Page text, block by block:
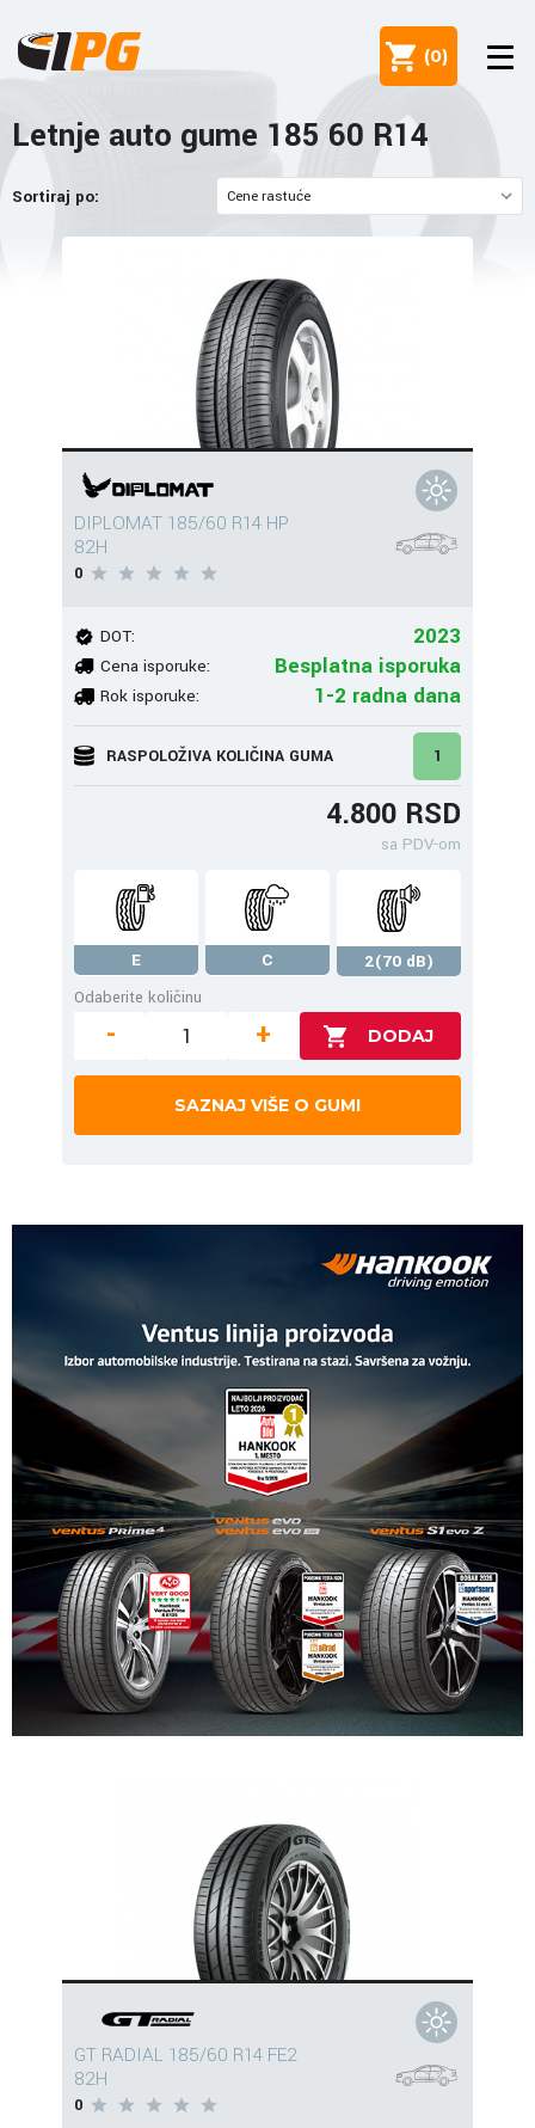
(0)
Letnje auto gume 185 60 R14
Sortiraj po:
DIPLOMAT 185/60 R14 HP
82H
0
DOT: 2023
Cena isporuke: Besplatna isporuka
Rok isporuke: 1-2 radna dana
RASPOLOŽIVA KOLIČINA GUMA 1
4.800 RSD
sa PDV-om
E C
2(70 dB)
Odaberite količinu
- +
SAZNAJ VIŠE O GUMI
GT RADIAL 185/60 R14 FE2
82H
0